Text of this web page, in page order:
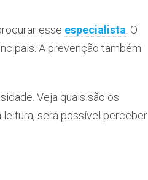
esse especialista . O
A prevenção também
Veja quais são os
leitura, será possível perceber